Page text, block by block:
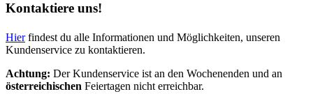
Kontaktiere uns!
Hierfindest du alle Informationen und Möglichkeiten, unseren
Kundenservice zu kontaktieren.
Achtung: Der Kundenservice ist an den Wochenenden und an
österreichischen Feiertagen nicht erreichbar.